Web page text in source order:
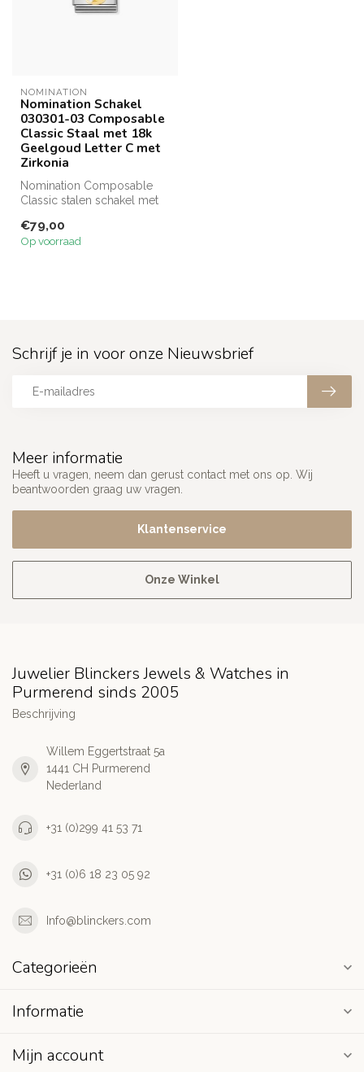
NOMINATION
Nomination Schakel
030301-03 Composable
Classic Staal met 18k
Geelgoud Letter C met
Zirkonia
Nomination Composable
Classic stalen schakel met
met z...
€79,00
Op voorraad
Meer informatie
Heeft u vragen, neem dan gerust contact met ons op. Wij
beantwoorden graag uw vragen.
Klantenservice
Onze Winkel
Schrijf je in voor onze Nieuwsbrief
Juwelier Blinckers Jewels & Watches in
Purmerend sinds 2005
Beschrijving
Willem Eggertstraat 5a
1441 CH Purmerend
Nederland
+31 (0)299 41 53 71
+31 (0)6 18 23 05 92
Info@blinckers.com
Categorieën
Informatie
Mijn account